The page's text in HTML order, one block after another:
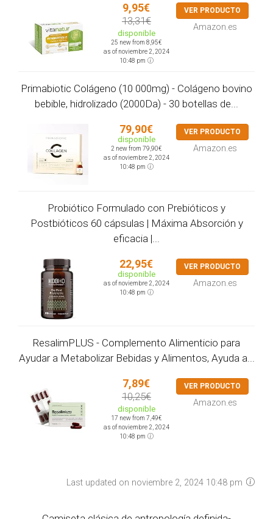
9,95€
13,31€
disponible
25 new from 8,95€
as of noviembre 2, 2024
10:48 pm
VER PRODUCTO
Amazon.es
Primabiotic Colágeno (10 000mg) - Colágeno bovino
bebible, hidrolizado (2000Da) - 30 botellas de...
79,90€
disponible
2 new from 79,90€
as of noviembre 2, 2024
10:48 pm
VER PRODUCTO
Amazon.es
Probiótico Formulado con Prebióticos y
Postbióticos 60 cápsulas | Máxima Absorción y
eficacia |...
22,95€
disponible
as of noviembre 2, 2024
10:48 pm
VER PRODUCTO
Amazon.es
ResalimPLUS - Complemento Alimenticio para
Ayudar a Metabolizar Bebidas y Alimentos, Ayuda a...
7,89€
10,25€
disponible
17 new from 7,49€
as of noviembre 2, 2024
10:48 pm
VER PRODUCTO
Amazon.es
Last updated on noviembre 2, 2024 10:48 pm